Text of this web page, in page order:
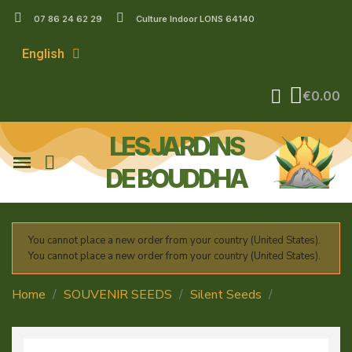
07 86 24 62 29 Culture Indoor LONS 64140
English
€0.00
LES JARDINS
DE BOUDDHA
You cannot place a new order from your country (United States).
You cannot place a new order from your country (United States).
Home SOUVENIR SEEDS Silent Seeds